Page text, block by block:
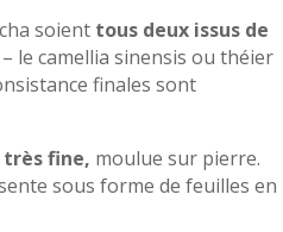
soient tous deux issus de
– le camellia sinensis ou théier
finales sont
très fine, moulue sur pierre.
sous forme de feuilles en